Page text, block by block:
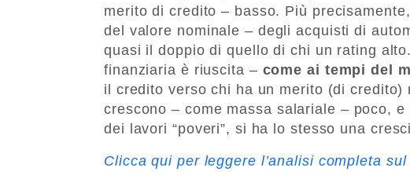
merito di credito – basso. Più
del valore nominale – degli acquisti di
quasi il doppio di quello di chi un rating
finanziaria è riuscita – come ai tempi del
il credito verso chi ha un merito (di
crescono – come massa salariale – poco,
dei lavori “poveri”, si ha lo stesso una
Clicca qui per leggere l’analisi completa